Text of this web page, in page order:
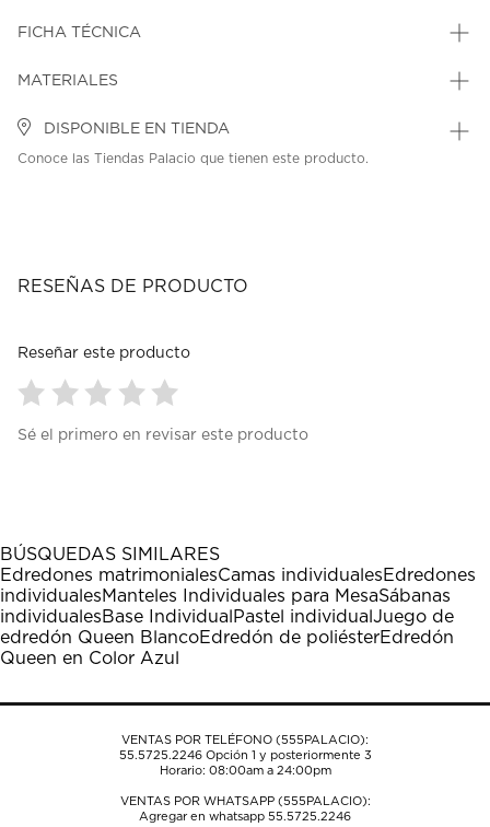
FICHA TÉCNICA
MATERIALES
DISPONIBLE EN TIENDA
Conoce las Tiendas Palacio que tienen este producto.
RESEÑAS DE PRODUCTO
Reseñar este producto
para
1
estrella
Esta
acción
abrirá
el
formulario
envío.
para
estrellas.
Esta
acción
abrirá
el
formulario
envío.
para
estrellas.
Esta
acción
abrirá
el
formulario
envío.
para
estrellas.
Esta
acción
abrirá
el
formulario
envío.
para
estrellas.
Esta
acción
abrirá
el
formulario
envío.
Sé el primero en revisar este producto
BÚSQUEDAS SIMILARES
Edredones matrimonialesCamas individualesEdredones
individualesManteles Individuales para MesaSábanas
individualesBase Individual Pastel individual Juego de
edredón Queen BlancoEdredón de poliésterEdredón
Queen en Color Azul
VENTAS POR TELÉFONO (555PALACIO):
55.5725.2246Opción 1 y posteriormente 3
Horario: 08:00am a 24:00pm
VENTAS POR WHATSAPP (555PALACIO):
Agregar en whatsapp 55.5725.2246